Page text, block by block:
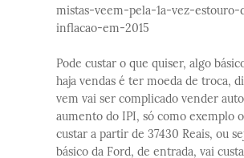
mistas-veem-pela-1a-vez-
inflacao-em-2015
Pode custar o que quiser, algo
haja vendas é ter moeda de troca,
vem vai ser complicado vender
aumento do IPI, só como exemplo
custar a partir de 37430 Reais, ou
básico da Ford, de entrada, vai